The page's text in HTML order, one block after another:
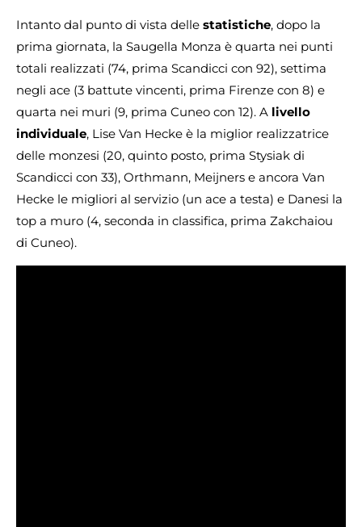
Intanto dal punto di vista delle statistiche, dopo la
prima giornata, la Saugella Monza è quarta nei punti
totali realizzati (74, prima Scandicci con 92), settima
negli ace (3 battute vincenti, prima Firenze con 8) e
quarta nei muri (9, prima Cuneo con 12). A livello
individuale, Lise Van Hecke è la miglior realizzatrice
delle monzesi (20, quinto posto, prima Stysiak di
Scandicci con 33), Orthmann, Meijners e ancora Van
Hecke le migliori al servizio (un ace a testa) e Danesi la
top a muro (4, seconda in classifica, prima Zakchaiou
di Cuneo).